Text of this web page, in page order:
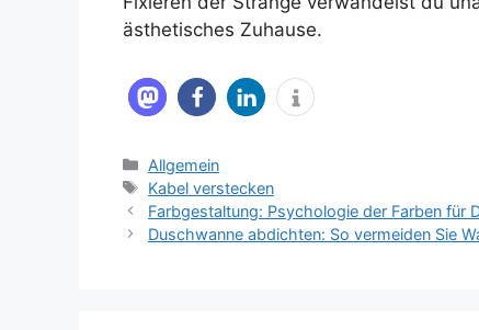
ästhetisches Zuhause.
Kategorien
Allgemein
Schlagwörter
Kabel verstecken
Farbgestaltung: Psychologie der Farben für
Duschwanne abdichten: So vermeiden Sie